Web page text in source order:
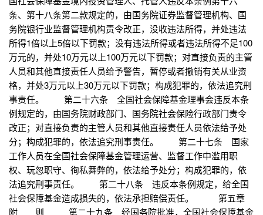
条、第十八条第二款规定的，由国务院证券监督管理机构、国
务院银行业监督管理机构责令改正，没收违法所得，并处违法
所得1倍以上5倍以下罚款；没有违法所得或者违法所得不足100
万元的，并处10万元以上100万元以下罚款；对直接负责的主管
人员和其他直接责任人员给予警告，暂停或者撤销有关从业资
格，并处3万元以上30万元以下罚款；构成犯罪的，依法追究刑
事责任。 第二十六条 全国社会保障基金理事会违反本条
例规定的，由国务院财政部门、国务院社会保险行政部门责令
改正；对直接负责的主管人员和其他直接责任人员依法给予处
分；构成犯罪的，依法追究刑事责任。 第二十七条 国家
工作人员在全国社会保障基金管理运营、监督工作中滥用职
权、玩忽职守、徇私舞弊的，依法给予处分；构成犯罪的，依
法追究刑事责任。 第二十八条 违反本条例规定，给全国
社会保障基金造成损失的，依法承担赔偿责任。 第五章
附 则 第二十九条 经国务院批准，全国社会保障基金